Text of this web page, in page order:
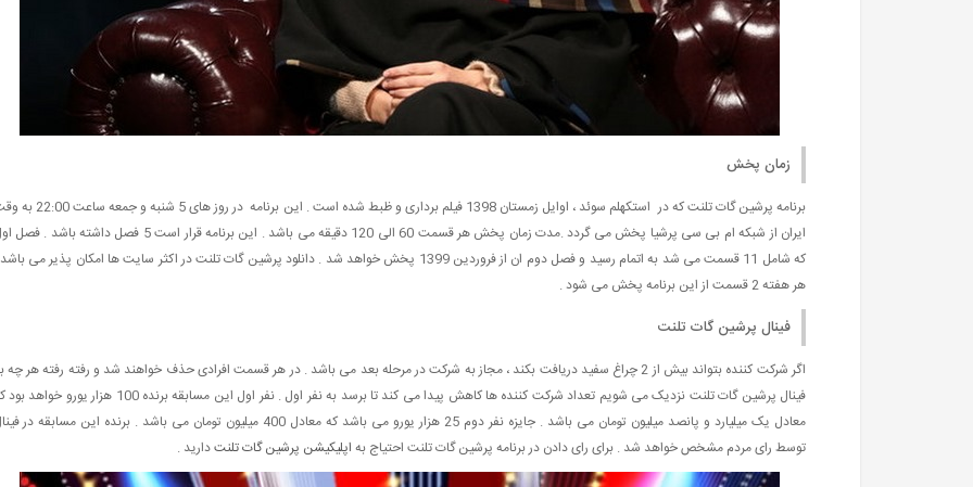
زمان پخش
برنامه پرشین گات تلنت که در استکهلم سوئد ، اوایل زمستان 1398 فیلم برداری و ظبط شده است . این برنامه در
ایران از شبکه ام بی سی پرشیا پخش می گردد .مدت زمان پخش هر قسمت 60 الی 120 دقیقه می باشد . این برنامه قرار است 5 فصل داشته باشد
که شامل 11 قسمت می شد به اتمام رسید و فصل دوم ان از فروردین 1399 پخش خواهد شد . دانلود پرشین گات تلنت در اکثر سایت ها امکان پذیر می
هر هفته 2 قسمت از این برنامه پخش می شود .
فینال پرشین گات تلنت
اگر شرکت کننده بتواند بیش از 2 چراغ سفید دریافت بکند ، مجاز به شرکت در مرحله بعد می باشد . در هر قسمت افرادی حذف خواهند شد و رفته رفته هر چه
فینال پرشین گات تلنت نزدیک می شویم تعداد شرکت کننده ها کاهش پیدا می کند تا برسد به نفر اول . نفر اول این مسابقه برنده 100 هزار یورو
معادل یک میلیارد و پانصد میلیون تومان می باشد . جایزه نفر دوم 25 هزار یورو می باشد که معادل 400 میلیون تومان می باشد . برنده این مسابقه در
توسط رای مردم مشخص خواهد شد . برای رای دادن در برنامه پرشین گات تلنت احتیاج به اپلیکیشن پرشین گات تلنتدارید .